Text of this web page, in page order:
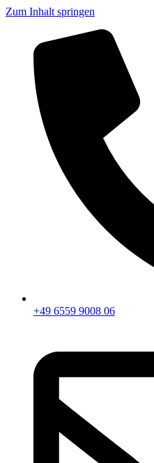
Zum Inhalt springen
+49 6559 9008 06